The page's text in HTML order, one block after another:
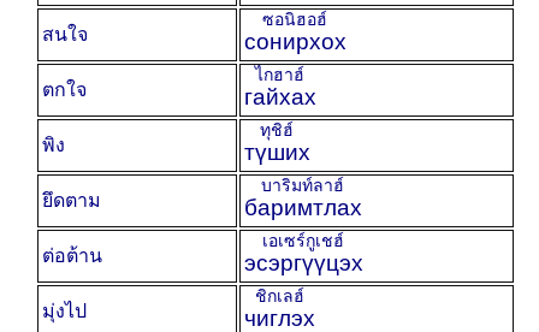
สนใจ сонирхох
ซอนิฮอฮ์
ตกใจ гайхах
ไกฮาฮ์
พิง түших
ทุชิฮ์
ยึดตาม баримтлах
บาริมท์ลาฮ์
ต่อต้าน эсэргүүцэх
เอเซร์กูเชฮ์
มุ่งไป чиглэх
ชิกเลฮ์